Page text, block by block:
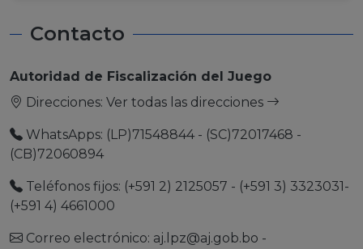
Contacto
Autoridad de Fiscalización del Juego
Direcciones: Ver todas las direcciones
WhatsApps: (LP)71548844 - (SC)72017468 -
(CB)72060894
Teléfonos fijos: (+591 2) 2125057 - (+591 3) 3323031-
(+591 4) 4661000
Correo electrónico: aj.lpz@aj.gob.bo -